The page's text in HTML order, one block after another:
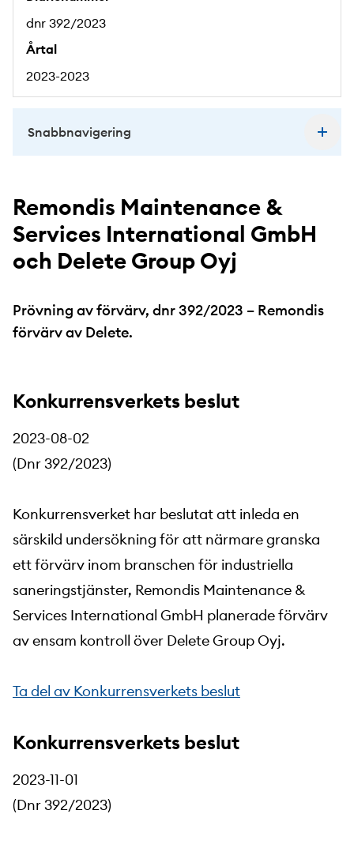
Remondis Maintenance &
Services International GmbH
och Delete Group Oyj
Prövning av förvärv, dnr 392/2023 – Remondis
förvärv av Delete.
Konkurrensverkets beslut
2023-08-02
(Dnr 392/2023)
Konkurrensverket har beslutat att inleda en
särskild undersökning för att närmare granska
ett förvärv inom branschen för industriella
saneringstjänster, Remondis Maintenance &
Services International GmbH planerade förvärv
av ensam kontroll över Delete Group Oyj.
Ta del av Konkurrensverkets beslut
Konkurrensverkets beslut
2023-11-01
(Dnr 392/2023)
dnr 392/2023
Årtal
2023-2023
Snabbnavigering